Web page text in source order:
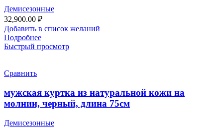
Демисезонные
32,900.00 ₽
Добавить в список желаний
Подробнее
Быстрый просмотр
Сравнить
мужская куртка из натуральной кожи на
молнии, черный, длина 75см
Демисезонные